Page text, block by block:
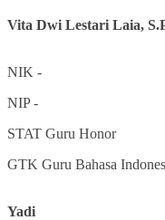
Vita Dwi Lestari Laia,
NIK -
NIP-
STAT Guru Honor
GTK Guru Bahasa
Yadi